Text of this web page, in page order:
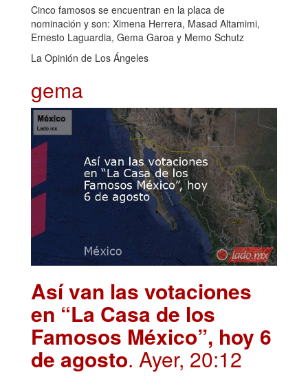
Cinco famosos se encuentran en la placa de
nominación y son: Ximena Herrera, Masad Altamimi,
Ernesto Laguardia, Gema Garoa y Memo Schutz
La Opinión de Los Ángeles
gema
Así van las votaciones
en “La Casa de los
Famosos México”, hoy 6
de agosto. Ayer, 20:12